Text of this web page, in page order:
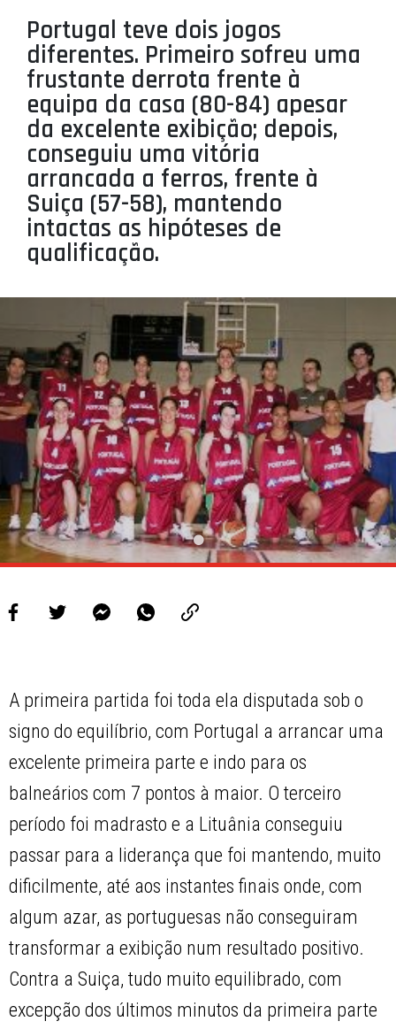
PROJETOS
LIGA BETCLIC MASCULINA
LIGA BETCLIC FEMININA
Portugal teve dois jogos
diferentes. Primeiro sofreu uma
frustante derrota frente à
equipa da casa (80-84) apesar
da excelente exibição; depois,
conseguiu uma vitória
arrancada a ferros, frente à
Suiça (57-58), mantendo
intactas as hipóteses de
qualificação.
A primeira partida foi toda ela disputada sob o
signo do equilíbrio, com Portugal a arrancar uma
excelente primeira parte e indo para os
balneários com 7 pontos à maior. O terceiro
período foi madrasto e a Lituânia conseguiu
passar para a liderança que foi mantendo, muito
dificilmente, até aos instantes finais onde, com
algum azar, as portuguesas não conseguiram
transformar a exibição num resultado positivo.
Contra a Suiça, tudo muito equilibrado, com
excepção dos últimos minutos da primeira parte